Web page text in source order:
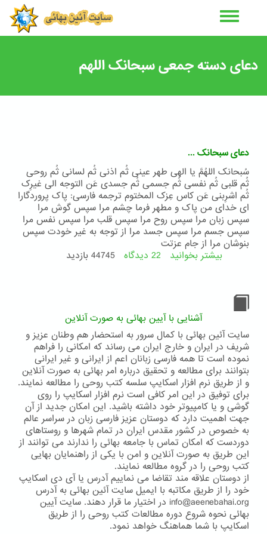
دعای دسته جمعی سبحانک اللهم
دعای سبحانک ...
سُبحانک اللهُمَّ یا الهی طهر عینی ثُم اذنی ثُم لسانی ثُم روحی
ثُم قلبی ثُم نفسی ثُم جسمی ثُم جسدی عَن التوجه الی غیرِک
ثُم اشرِبنی عَن کاس عِزک المختوم ترجمه فارسی: پاک پروردگارا
ای خدای من پاک و مطهر فرما چشم مرا سپس گوش مرا
سپس زبان مرا سپس روح مرا سپس قلب مرا سپس نفس مرا
سپس جسم مرا سپس جسد مرا از توجه به غیر خودت سپس
بنوشان مرا از جام عزتت
بیشتر بخوانید درباره
22 دیدگاه 44745 بازدید
آشنایی با آیین بهائی به صورت آنلاین
سایت آئین بهائی با کمال سرور به استحضار هم وطنان عزیز و
شریف در ایران و خارج ایران می رساند که امکانی را فراهم
نموده است تا همه فارسی زبانان اعم از ایرانی و غیر ایرانی
بتوانند برای مطالعه و تحقیق درباره امر بهائی به صورت آنلاین
و از طریق نرم افزار اسکایپ سلسه کتب روحی را مطالعه نمایند.
برای توفیق در این امر کافی است نرم افزار اسکایپ را روی
گوشی و یا کامپیوتر خود داشته باشید. این امکان جدید از آن
جهت اهمیت دارد که دوستان عزیز فارسی زبان در سراسر عالم
به خصوص در کشور مقدس ایران در تمام شهرها و روستاهای
دوردست که امکان تماس با جامعه بهائی را ندارند می توانند از
این طریق به صورت آنلاین و امن با یکی از راهنمایان بهایی
کتب روحی را در گروه مطالعه نمایند.
از دوستان علاقه مند تقاضا می نماییم آدرس یا آی دی اسکایپ
خود را از طریق مکاتبه با ایمیل سایت آئین بهائی به آدرس
info@aeenebahai.org در اختیار ما قرار دهند. سایت آیین
بهائی نحوه شروع دوره مطالعات کتب روحی را از طریق
اسکایپ با شما هماهنگ خواهد نمود.